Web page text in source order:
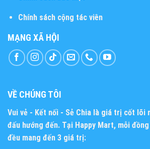
Chính sách cộng tác viên
MẠNG XÃ HỘI
VỀ CHÚNG TÔI
Vui vẻ - Kết nối - Sẻ Chia là giá trị cốt lõi
đấu hướng đến. Tại Happy Mart, mỗi
đều mang đến 3 giá trị: